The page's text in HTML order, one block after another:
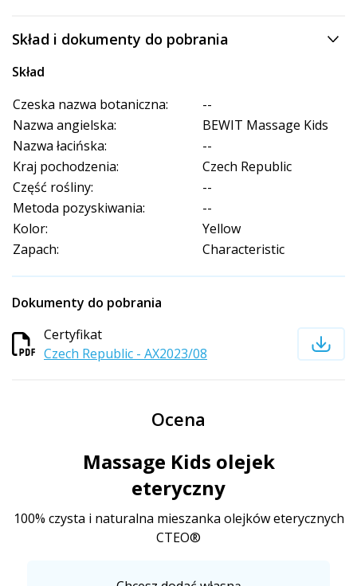
Skład i dokumenty do pobrania
Skład
Czeska nazwa botaniczna:
--
Nazwa angielska:
BEWIT Massage Kids
Nazwa łacińska:
--
Kraj pochodzenia:
Czech Republic
Część rośliny:
--
Metoda pozyskiwania:
--
Kolor:
Yellow
Zapach:
Characteristic
Dokumenty do pobrania
Certyfikat
Czech Republic - AX2023/08
Ocena
Massage Kids olejek
eteryczny
100% czysta i naturalna mieszanka olejków eterycznych
CTEO®